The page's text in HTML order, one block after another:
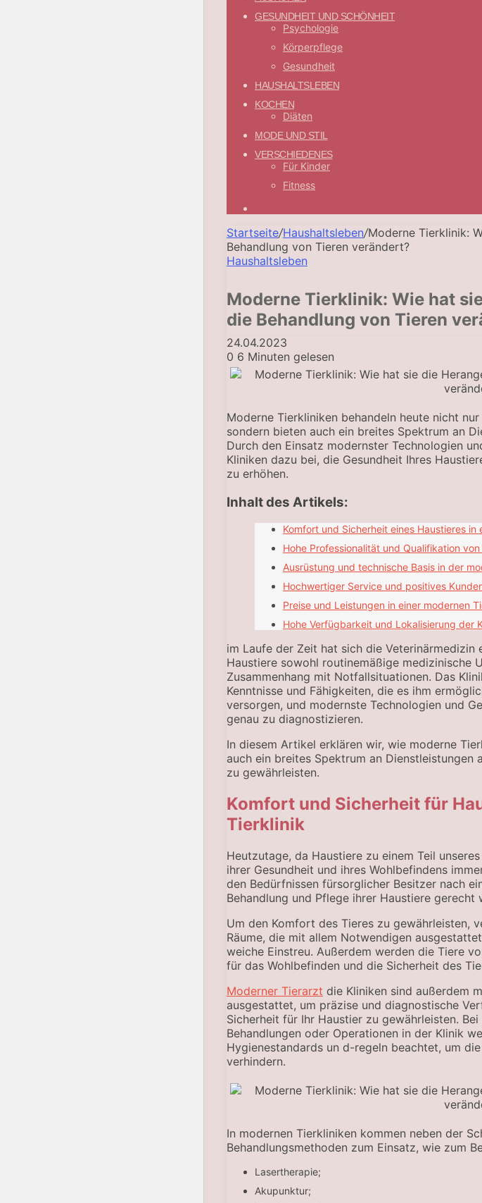
GESUNDHEIT UND SCHÖNHEIT
Psychologie
Körperpflege
Gesundheit
HAUSHALTSLEBEN
KOCHEN
Diäten
MODE UND STIL
VERSCHIEDENES
Für Kinder
Fitness
Startseite/Haushaltsleben/Moderne Tierklinik:
Behandlung von Tieren verändert?
Haushaltsleben
Moderne Tierklinik: Wie hat
die Behandlung von Tieren
24.04.2023
0 6 Minuten gelesen
Moderne Tierkliniken behandeln heute nicht
sondern bieten auch ein breites Spektrum an
Durch den Einsatz modernster Technologien
Kliniken dazu bei, die Gesundheit Ihres
zu erhöhen.
Inhalt des Artikels:
Komfort und Sicherheit eines Haustieres in
Hohe Professionalität und Qualifikation
Ausrüstung und technische Basis in der
Hochwertiger Service und positives
Preise und Leistungen in einer modernen
Hohe Verfügbarkeit und Lokalisierung der
im Laufe der Zeit hat sich die
Haustiere sowohl routinemäßige medizinische
Zusammenhang mit Notfallsituationen. Das
Kenntnisse und Fähigkeiten, die es ihm
versorgen, und modernste Technologien und
genau zu diagnostizieren.
In diesem Artikel erklären wir, wie moderne
auch ein breites Spektrum an Dienstleistungen
zu gewährleisten.
Komfort und Sicherheit für
Tierklinik
Heutzutage, da Haustiere zu einem Teil
ihrer Gesundheit und ihres Wohlbefindens
den Bedürfnissen fürsorglicher Besitzer nach
Behandlung und Pflege ihrer Haustiere gerecht
Um den Komfort des Tieres zu gewährleisten,
Räume, die mit allem Notwendigen
weiche Einstreu. Außerdem werden die Tiere
für das Wohlbefinden und die Sicherheit des
Moderner Tierarzt die Kliniken sind außerdem
ausgestattet, um präzise und diagnostische
Sicherheit für Ihr Haustier zu gewährleisten.
Behandlungen oder Operationen in der Klinik
Hygienestandards un d-regeln beachtet, um
verhindern.
In modernen Tierkliniken kommen neben der
Behandlungsmethoden zum Einsatz, wie zum
Lasertherapie;
Akupunktur;